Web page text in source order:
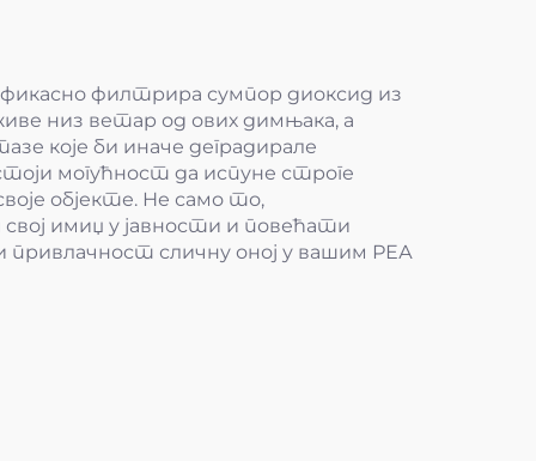
филтрира сумпор диоксид из
низ ветар од ових димњака, а
које би иначе деградирале
могућност да испуне строге
објекте. Не само то,
имиџ у јавности и повећати
сличну оној у вашим РЕА